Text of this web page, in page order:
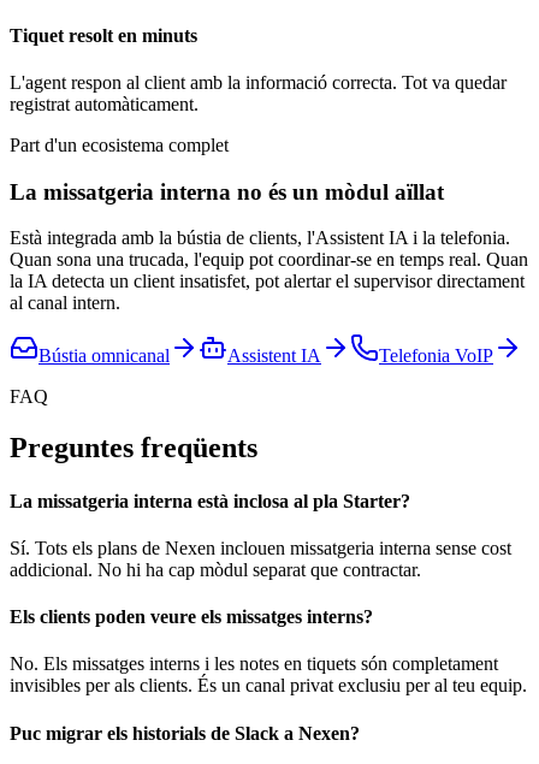
Tiquet resolt en minuts
L'agent respon al client amb la informació correcta. Tot va quedar
registrat automàticament.
Part d'un ecosistema complet
La missatgeria interna no és un mòdul aïllat
Està integrada amb la bústia de clients, l'Assistent IA i la telefonia.
Quan sona una trucada, l'equip pot coordinar-se en temps real. Quan
la IA detecta un client insatisfet, pot alertar el supervisor directament
al canal intern.
Bústia omnicanal Assistent IA
Telefonia VoIP
FAQ
Preguntes freqüents
La missatgeria interna està inclosa al pla Starter?
Sí. Tots els plans de Nexen inclouen missatgeria interna sense cost
addicional. No hi ha cap mòdul separat que contractar.
Els clients poden veure els missatges interns?
No. Els missatges interns i les notes en tiquets són completament
invisibles per als clients. És un canal privat exclusiu per al teu equip.
Puc migrar els historials de Slack a Nexen?